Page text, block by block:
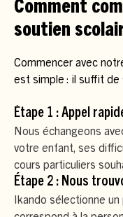
Comment
soutien
Commencer avec
est simple : il suffit de
Étape 1 : Appel
Nous échangeons
votre enfant, ses
cours particuliers
Étape 2 : Nous
Ikando sélectionne